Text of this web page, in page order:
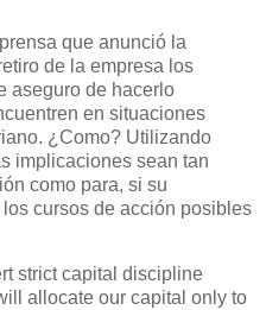
que anunció la
de la empresa los
aseguro de hacerlo
en situaciones
¿Como? Utilizando
implicaciones sean tan
como para, si su
cursos de acción posibles
strict capital discipline
allocate our capital only to